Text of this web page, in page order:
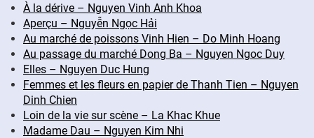
À la dérive – Nguyen Vinh Anh Khoa
Aperçu – Nguyễn Ngọc Hải
Au marché de poissons Vinh Hien – Do Minh Hoang
Au passage du marché Dong Ba – Nguyen Ngoc Duy
Elles – Nguyen Duc Hung
Femmes et les fleurs en papier de Thanh Tien – Nguyen
Dinh Chien
Loin de la vie sur scène – La Khac Khue
Madame Dau – Nguyen Kim Nhi